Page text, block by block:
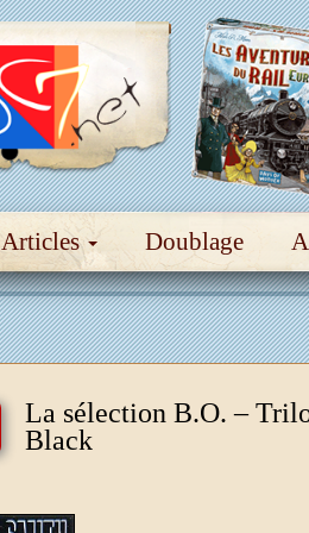
Articles Doublage
La sélection B.O. –
Black